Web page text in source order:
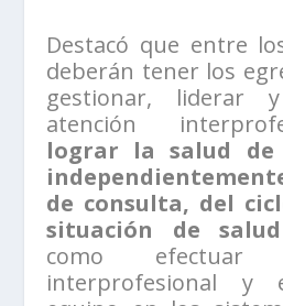
Destacó que entre
deberán tener los
gestionar, liderar
atención
lograr la salud de
de consulta, del
situación de
como efectuar
interprofesional y